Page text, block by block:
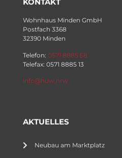
Wohnhaus Minden GmbH
Postfach 3368
32390 Minden
Telefon: 0571 8885 58
Telefax: 0571 8885 13
info@huw.nrw
AKTUELLES
Neubau am Marktplatz